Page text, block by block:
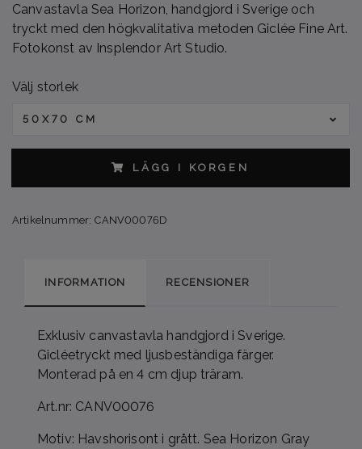
Canvastavla Sea Horizon, handgjord i Sverige och
tryckt med den högkvalitativa metoden Giclée Fine Art.
Fotokonst av Insplendor Art Studio.
Välj storlek
50X70 CM
LÄGG I KORGEN
Artikelnummer: CANV00076D
INFORMATION RECENSIONER
Exklusiv canvastavla handgjord i Sverige.
Gicléetryckt med ljusbeständiga färger.
Monterad på en 4 cm djup träram.
Art.nr: CANV00076
Motiv: Havshorisont i grått. Sea Horizon Gray